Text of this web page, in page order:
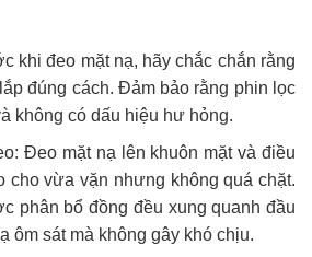
khi đeo mặt nạ, hãy chắc chắn rằng
đúng cách. Đảm bảo rằng phin lọc
không có dấu hiệu hư hỏng.
Đeo mặt nạ lên khuôn mặt và điều
cho vừa vặn nhưng không quá chặt.
phân bổ đồng đều xung quanh đầu
ôm sát mà không gây khó chịu.